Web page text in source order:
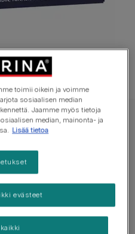
toimii oikein ja voimme
sosiaalisen median
Jaamme myös tietoja
median, mainonta- ja
Lisää tietoa
evästeet